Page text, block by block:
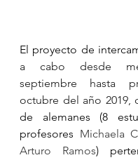
El proyecto de
a cabo desde
septiembre hasta
octubre del año 2019,
de alemanes (8
profesores Michaela
Arturo Ramos